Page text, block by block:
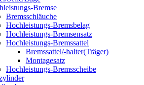
Bremse
Bremsschläuche
Hochleistungs-Bremsbelag
Hochleistungs-Bremsensatz
Hochleistungs-Bremssattel
Bremssattel/-halter(Träger)
Montagesatz
Hochleistungs-Bremsscheibe